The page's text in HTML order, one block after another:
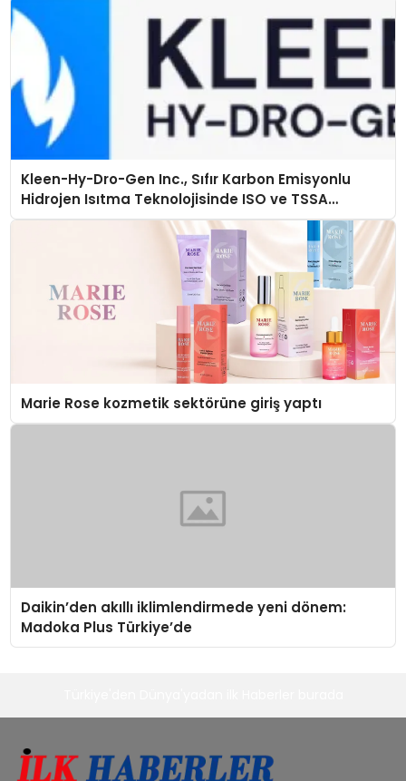
Kleen-Hy-Dro-Gen Inc., Sıfır Karbon Emisyonlu
Hidrojen Isıtma Teknolojisinde ISO ve TSSA
Düzenleyici Onaylarını Aldı
Marie Rose kozmetik sektörüne giriş yaptı
Daikin’den akıllı iklimlendirmede yeni dönem:
Madoka Plus Türkiye’de